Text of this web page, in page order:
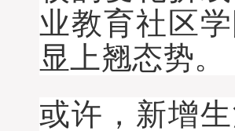
业教育社区
显上翘态势。
或许，新增